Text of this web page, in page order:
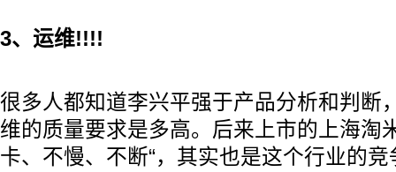
3、运维!!!!
很多人都知道李兴平强于产品分析和判断
维的质量要求是多高。后来上市的上海淘
卡、不慢、不断“，其实也是这个行业的